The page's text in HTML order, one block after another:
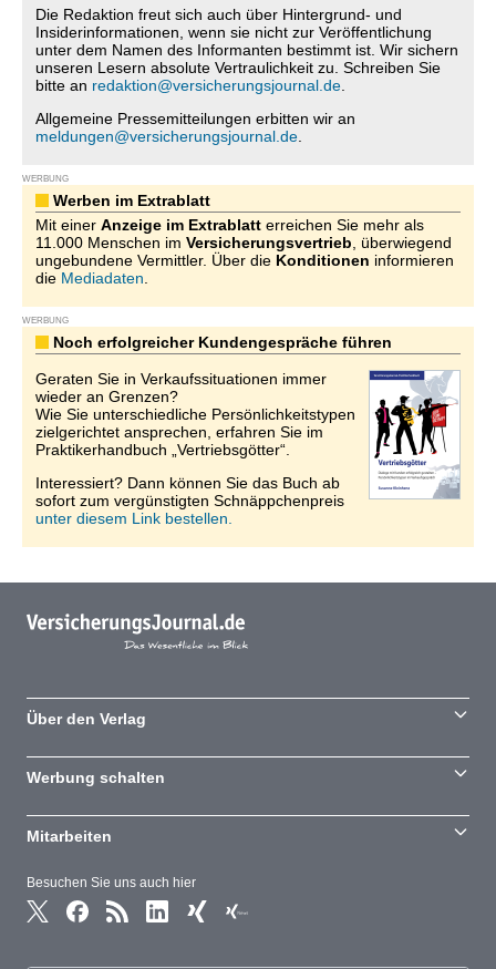
Die Redaktion freut sich auch über Hintergrund- und
Insiderinformationen, wenn sie nicht zur Veröffentlichung
unter dem Namen des Informanten bestimmt ist. Wir sichern
unseren Lesern absolute Vertraulichkeit zu. Schreiben Sie
bitte an redaktion@versicherungsjournal.de
Allgemeine Pressemitteilungen erbitten wir an
meldungen@versicherungsjournal.de
WERBUNG
Werben im Extrablatt
Mit einer Anzeige im Extrablatt erreichen Sie mehr als
11.000 Menschen im Versicherungsvertrieb , überwiegend
ungebundene Vermittler. Über die Konditionen informieren
die Mediadaten
WERBUNG
Noch erfolgreicher Kundengespräche führen
Geraten Sie in Verkaufssituationen immer
wieder an Grenzen?
Wie Sie unterschiedliche Persönlichkeitstypen
zielgerichtet ansprechen, erfahren Sie im
Praktikerhandbuch „Vertriebsgötter“.
Interessiert? Dann können Sie das Buch ab
sofort zum vergünstigten Schnäppchenpreis
unter diesem Link bestellen.
Besuchen Sie uns auch hier
Über den Verlag
Werbung schalten
Mitarbeiten